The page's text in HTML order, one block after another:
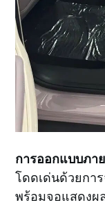
การออกแบบภา
โดดเด่นด้วยกา
พร้อมจอแสดงผ